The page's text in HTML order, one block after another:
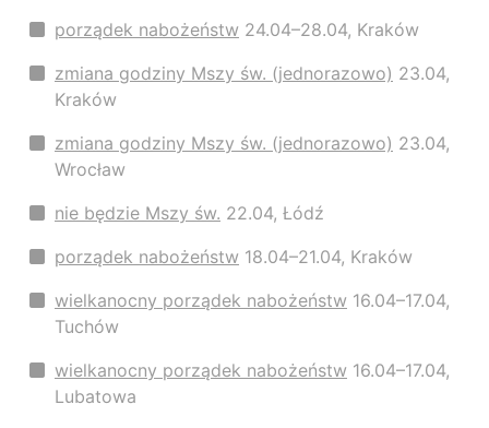
porządek nabożeństw 24.04–28.04, Kraków
zmiana godziny Mszy św. (jednorazowo) 23.04,
Kraków
zmiana godziny Mszy św. (jednorazowo) 23.04,
Wrocław
nie będzie Mszy św. 22.04, Łódź
porządek nabożeństw 18.04–21.04, Kraków
wielkanocny porządek nabożeństw 16.04–17.04,
Tuchów
wielkanocny porządek nabożeństw 16.04–17.04,
Lubatowa